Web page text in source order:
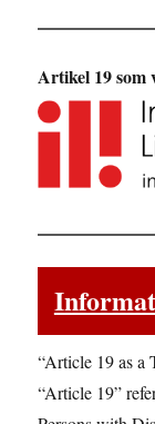
Artikel 19 som
“Article 19 as a
“Article 19”